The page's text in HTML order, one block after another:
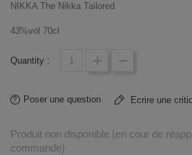
NIKKA The Nikka Tailored
43%vol 70cl
Quantity :
Poser une question Ecrire une
Produit non disponible (en cour de
commande)